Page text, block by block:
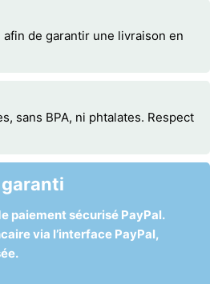
de garantir une livraison en
sans BPA, ni phtalates. Respect
paiement sécurisé PayPal.
via l’interface PayPal,